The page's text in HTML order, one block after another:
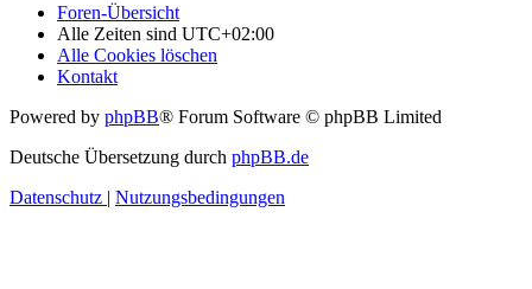
Foren-Übersicht
Alle Zeiten sind UTC+02:00
Alle Cookies löschen
Kontakt
Powered by phpBB® Forum Software © phpBB Limited
Deutsche Übersetzung durch phpBB.de
Datenschutz | Nutzungsbedingungen